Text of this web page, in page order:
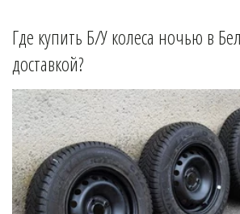
Где купить Б/У колеса ночью в
доставкой?